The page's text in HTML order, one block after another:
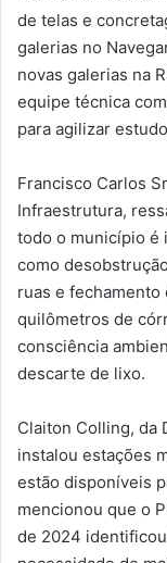
de telas e
galerias no
novas galerias na
equipe técnica
para agilizar
Francisco Carlos
Infraestrutura,
todo o município é
como
ruas e fechamento
quilômetros de
consciência
descarte de lixo.
Claiton Colling, da
instalou estações
estão disponíveis
mencionou que o
de 2024